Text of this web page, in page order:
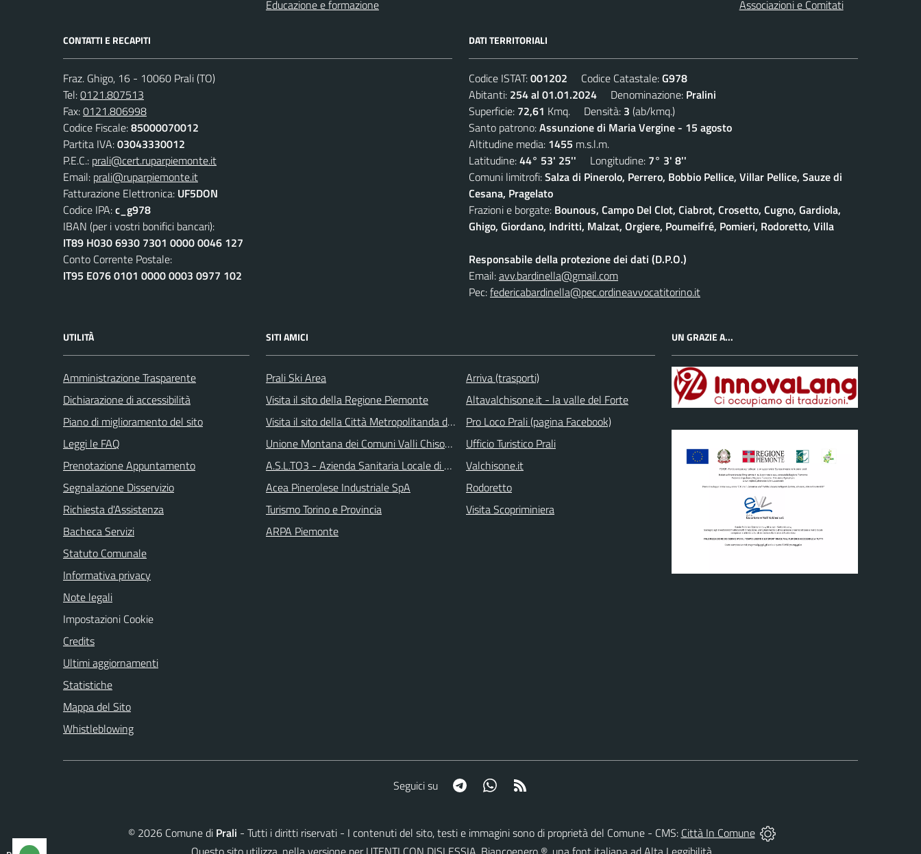
Educazione e formazione
Associazioni e Comitati
CONTATTI E RECAPITI
Fraz. Ghigo, 16 - 10060 Prali (TO)
Tel:0121.807513
Fax:0121.806998
Codice Fiscale:85000070012
Partita IVA:03043330012
P.E.C.: prali@cert.ruparpiemonte.it
Email: prali@ruparpiemonte.it
Fatturazione Elettronica: UF5DON
Codice IPA:c_g978
IBAN (per i vostri bonifici bancari):
IT89 H030 6930 7301 0000 0046 127
Conto Corrente Postale:
IT95 E076 0101 0000 0003 0977 102
DATI TERRITORIALI
Codice ISTAT:001202 Codice Catastale:G978
Abitanti: 254 al 01.01.2024 Denominazione: Pralini
Superficie: 72,61 Kmq. Densità: 3 (ab/kmq.)
Santo patrono:Assunzione di Maria Vergine - 15 agosto
Altitudine media: 1455 m.s.l.m.
Latitudine:44° 53' 25'' Longitudine: 7° 3' 8''
Comuni limitrofi:Salza di Pinerolo, Perrero, Bobbio Pellice, Villar Pellice, Sauze di
Cesana, Pragelato
Frazioni e borgate: Bounous, Campo Del Clot, Ciabrot, Crosetto, Cugno, Gardiola,
Ghigo, Giordano, Indritti, Malzat, Orgiere, Poumeifré, Pomieri, Rodoretto, Villa
Responsabile della protezione dei dati (D.P.O.)
Email:avv.bardinella@gmail.com
Pec:federicabardinella@pec.ordineavvocatitorino.it
UTILITÀ
Amministrazione Trasparente
Dichiarazione di accessibilità
Piano di miglioramento del sito
Leggi le FAQ
Prenotazione Appuntamento
Segnalazione Disservizio
Richiesta d'Assistenza
Bacheca Servizi
Statuto Comunale
Informativa privacy
Note legali
Impostazioni Cookie
Credits
Ultimi aggiornamenti
Statistiche
Mappa del Sito
Whistleblowing
SITI AMICI
Prali Ski Area
Visita il sito della Regione Piemonte
Visita il sito della Città Metropolitanda di Torino
Unione Montana dei Comuni Valli Chisone e Germanasca
A.S.L.TO3 - Azienda Sanitaria Locale di Collegno e Pinerolo
Acea Pinerolese Industriale SpA
Turismo Torino e Provincia
ARPA Piemonte
Arriva (trasporti)
Altavalchisone.it - la valle del Forte
Pro Loco Prali (pagina Facebook)
Ufficio Turistico Prali
Valchisone.it
Rodoretto
Visita Scopriminiera
UN GRAZIE A...
Seguici su Telegram Whatsapp
© 2026Comune di Prali - Tutti i diritti riservati - I contenuti del sito, testi e immagini sono di proprietà del Comune - CMS: Città In Comune